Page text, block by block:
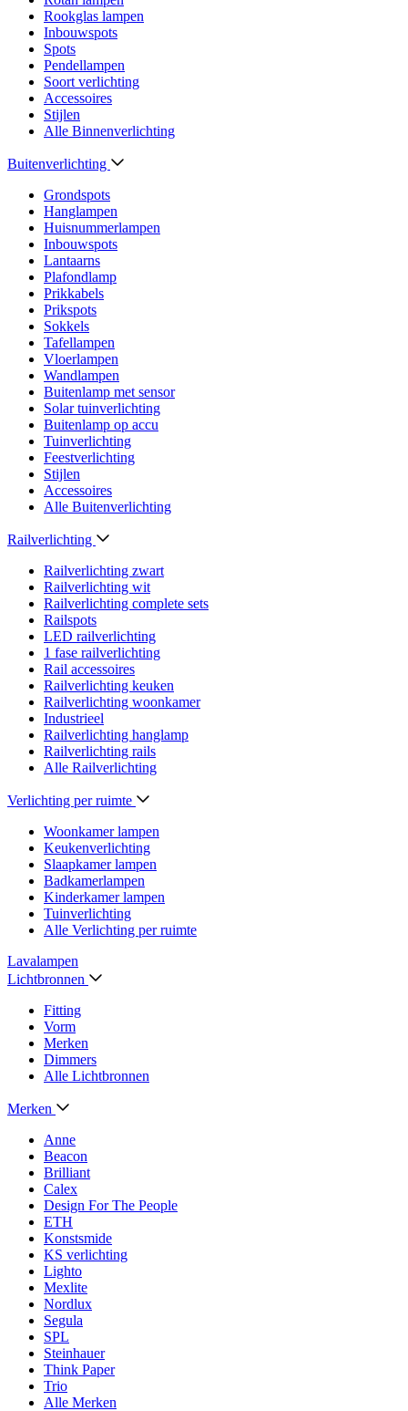
Rookglas lampen
Inbouwspots
Spots
Pendellampen
Soort verlichting
Accessoires
Stijlen
Alle Binnenverlichting
Buitenverlichting
Grondspots
Hanglampen
Huisnummerlampen
Inbouwspots
Lantaarns
Plafondlamp
Prikkabels
Prikspots
Sokkels
Tafellampen
Vloerlampen
Wandlampen
Buitenlamp met sensor
Solar tuinverlichting
Buitenlamp op accu
Tuinverlichting
Feestverlichting
Stijlen
Accessoires
Alle Buitenverlichting
Railverlichting
Railverlichting zwart
Railverlichting wit
Railverlichting complete sets
Railspots
LED railverlichting
1 fase railverlichting
Rail accessoires
Railverlichting keuken
Railverlichting woonkamer
Industrieel
Railverlichting hanglamp
Railverlichting rails
Alle Railverlichting
Verlichting per ruimte
Woonkamer lampen
Keukenverlichting
Slaapkamer lampen
Badkamerlampen
Kinderkamer lampen
Tuinverlichting
Alle Verlichting per ruimte
Lavalampen
Lichtbronnen
Fitting
Vorm
Merken
Dimmers
Alle Lichtbronnen
Merken
Anne
Beacon
Brilliant
Calex
Design For The People
ETH
Konstsmide
KS verlichting
Lighto
Mexlite
Nordlux
Segula
SPL
Steinhauer
Think Paper
Trio
Alle Merken